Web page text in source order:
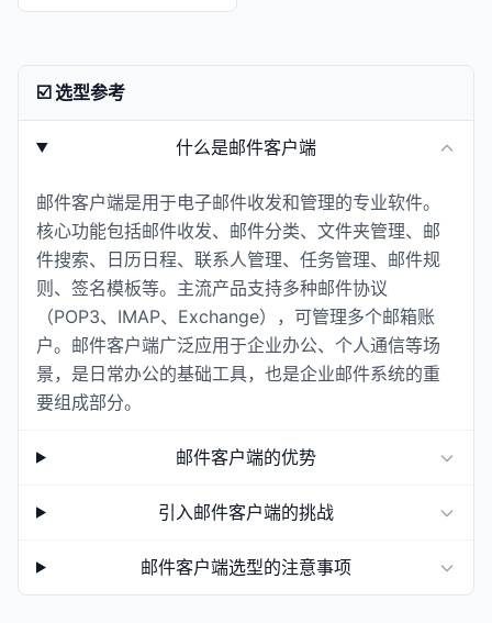
☑️ 选型参考
什么是邮件客户端
邮件客户端是用于电子邮件收发和管理的专业软件。
核心功能包括邮件收发、邮件分类、文件夹管理、邮
件搜索、日历日程、联系人管理、任务管理、邮件规
则、签名模板等。主流产品支持多种邮件协议
（POP3、IMAP、Exchange），可管理多个邮箱账
户。邮件客户端广泛应用于企业办公、个人通信等场
景，是日常办公的基础工具，也是企业邮件系统的重
要组成部分。
邮件客户端的优势
引入邮件客户端的挑战
邮件客户端选型的注意事项